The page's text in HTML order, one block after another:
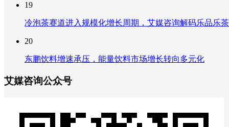
19
冷泡茶赛道进入规模化增长周期，艾媒咨询解码乐品乐
20
东鹏饮料增速承压，能量饮料市场增长转向多元化
艾媒咨询公众号